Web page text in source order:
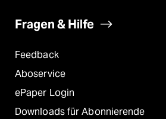
Fragen & Hilfe
Feedback
Aboservice
ePaper Login
Downloads für Abonnierende